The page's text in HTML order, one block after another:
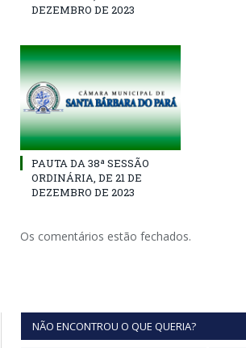
DEZEMBRO DE 2023
PAUTA DA 38ª SESSÃO
ORDINÁRIA, DE 21 DE
DEZEMBRO DE 2023
Os comentários estão fechados.
NÃO ENCONTROU O QUE QUERIA?